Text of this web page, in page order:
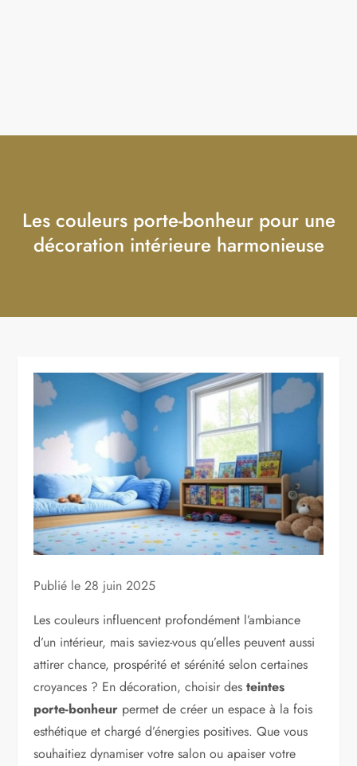
Les couleurs porte-bonheur pour une
décoration intérieure harmonieuse
Publié le28 juin 2025
Les couleurs influencent profondément l’ambiance
d’un intérieur, mais saviez-vous qu’elles peuvent aussi
attirer chance, prospérité et sérénité selon certaines
croyances ? En décoration, choisir desteintes
porte-bonheur permet de créer un espace à la fois
esthétique et chargé d’énergies positives. Que vous
souhaitiez dynamiser votre salon ou apaiser votre